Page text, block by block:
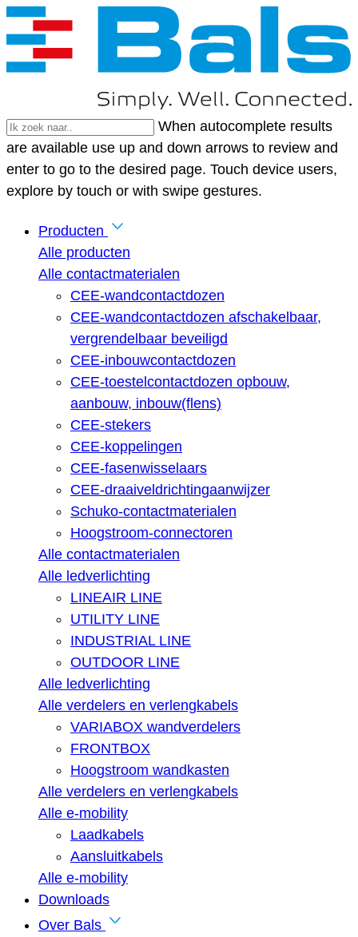
When autocomplete results
are available use up and down arrows to review and
enter to go to the desired page. Touch device users,
explore by touch or with swipe gestures.
Producten
Alle producten
Alle contactmaterialen
CEE-wandcontactdozen
CEE-wandcontactdozen afschakelbaar,
vergrendelbaar beveiligd
CEE-inbouwcontactdozen
CEE-toestelcontactdozen opbouw,
aanbouw, inbouw(flens)
CEE-stekers
CEE-koppelingen
CEE-fasenwisselaars
CEE-draaiveldrichtingaanwijzer
Schuko-contactmaterialen
Hoogstroom-connectoren
Alle contactmaterialen
Alle ledverlichting
LINEAIR LINE
UTILITY LINE
INDUSTRIAL LINE
OUTDOOR LINE
Alle ledverlichting
Alle verdelers en verlengkabels
VARIABOX wandverdelers
FRONTBOX
Hoogstroom wandkasten
Alle verdelers en verlengkabels
Alle e-mobility
Laadkabels
Aansluitkabels
Alle e-mobility
Downloads
Over Bals